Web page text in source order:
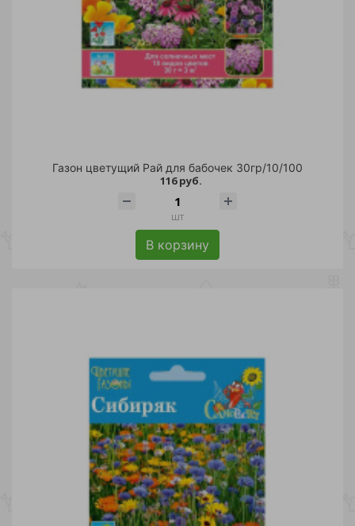
Газон цветущий Рай для бабочек 30гр/10/100
116 руб.
шт
В корзину